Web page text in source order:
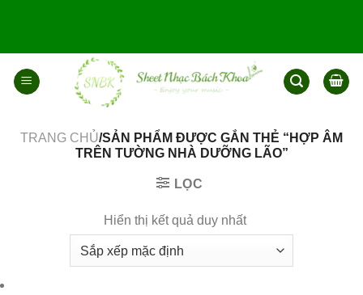
dung
TRANG CHỦ/SẢN PHẨM ĐƯỢC GẮN THẺ “HỢP ÂM
TRÊN TƯỜNG NHÀ DƯỠNG LÃO”
LỌC
Hiển thị kết quả duy nhất